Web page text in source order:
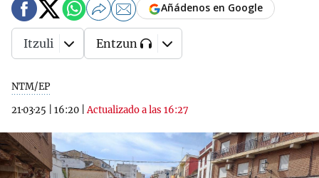
NTM/EP
21·03·25
16:20 |Actualizado a las 16:27
Añádenos en Google
Itzuli Entzun